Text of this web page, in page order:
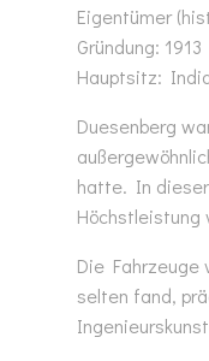
Eigentümer
Gründung: 1913
Hauptsitz:
Duesenberg
hatte. In dieser
Höchstleistung
Die Fahrzeuge
selten fand,